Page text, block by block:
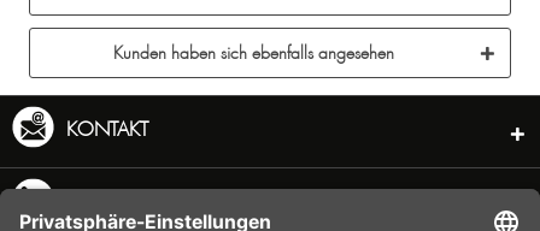
Kunden haben sich ebenfalls angesehen
KONTAKT